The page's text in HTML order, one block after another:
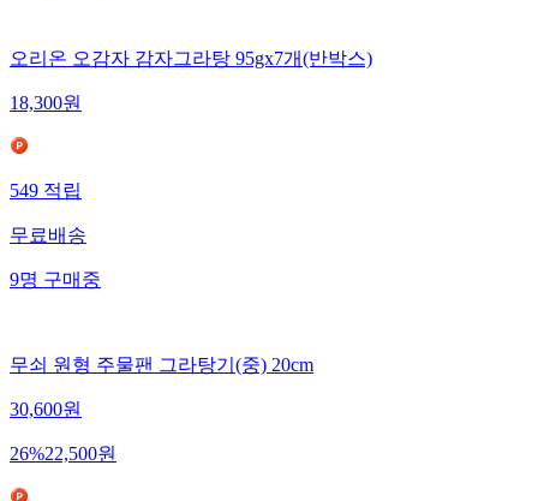
오리온 오감자 감자그라탕 95gx7개(반박스)
18,300원
549적립
무료배송
9명구매중
무쇠 원형 주물팬 그라탕기(중) 20cm
30,600원
26%22,500원